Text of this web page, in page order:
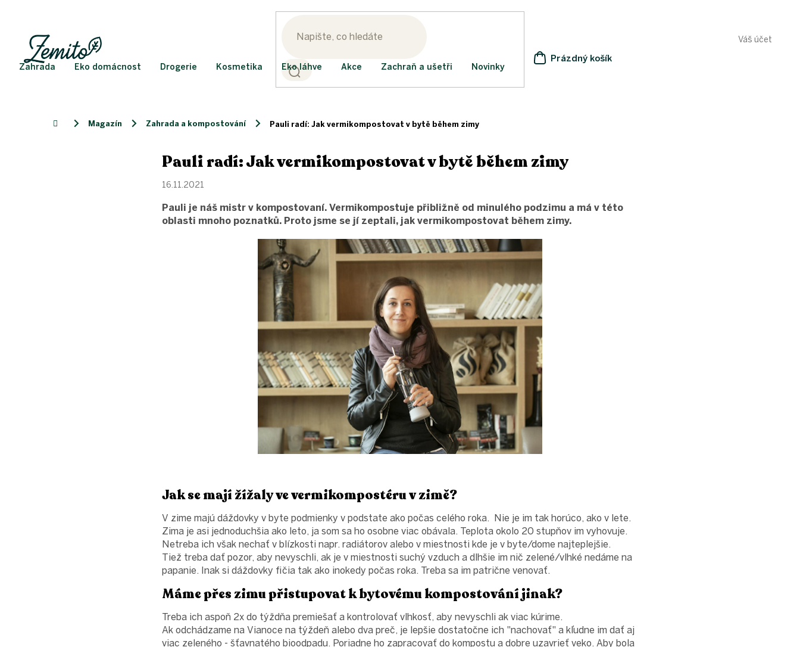
Váš účet
NÁKUPNÍ
Prázdný košík
Zahrada Eko domácnost Drogerie Kosmetika Eko láhve Akce Zachraň a ušetři Novinky
Domů Magazín Zahrada a kompostování Pauli radí: Jak vermikompostovat v bytě během zimy
Pauli radí: Jak vermikompostovat v bytě během zimy
16.11.2021
Pauli je náš mistr v kompostovaní. Vermikompostuje přibližně od minulého podzimu a má v této
oblasti mnoho poznatků. Proto jsme se jí zeptali, jak vermikompostovat během zimy.
Jak se mají žížaly ve vermikompostéru v zimě?
V zime majú dáždovky v byte podmienky v podstate ako počas celého roka. Nie je im tak horúco, ako v lete.
Zima je asi jednoduchšia ako leto, ja som sa ho osobne viac obávala. Teplota okolo 20 stupňov im vyhovuje.
Netreba ich však nechať v blízkosti napr. radiátorov alebo v miestnosti kde je v byte/dome najteplejšie.
Tiež treba dať pozor, aby nevyschli, ak je v miestnosti suchý vzduch a dlhšie im nič zelené/vlhké nedáme na
papanie. Inak si dáždovky fičia tak ako inokedy počas roka. Treba sa im patrične venovať.
Máme přes zimu přistupovat k bytovému kompostování jinak?
Treba ich aspoň 2x do týždňa premiešať a kontrolovať vlhkosť, aby nevyschli ak viac kúrime.
Ak odchádzame na Vianoce na týždeň alebo dva preč, je lepšie dostatočne ich "nachovať" a kľudne im dať aj
viac zeleného - šťavnatého bioodpadu. Poriadne ho zapracovať do kompostu a dobre uzavrieť veko. Aby bola